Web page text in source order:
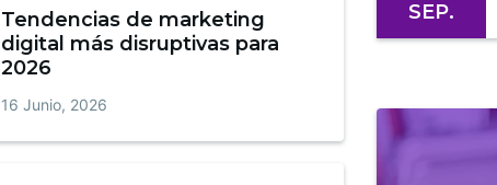
Tendencias de marketing
digital más disruptivas para
2026
16 Junio, 2026
SEP.